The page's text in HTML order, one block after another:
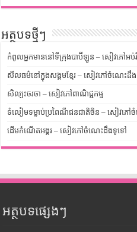
អត្ថបទថ្មីៗ
កំពូលអ្នកមាននៅទីក្រុងបាប៊ីឡូន – សៀវភៅអប់រំ
សីលធម៌នៅក្នុងសង្គមខ្មែរ – សៀវភៅចំណេះដឹ
សិល្បះចរចា – សៀវភៅពាណិជ្ជកម្ម
ទំលៀមទម្លាប់ប្រពៃណីជនជាតិចិន – សៀវភៅ
ដើមកំណើតអង្គរ – សៀវភៅចំណេះដឹងទូទៅ
អត្ថបទផ្សេងៗ